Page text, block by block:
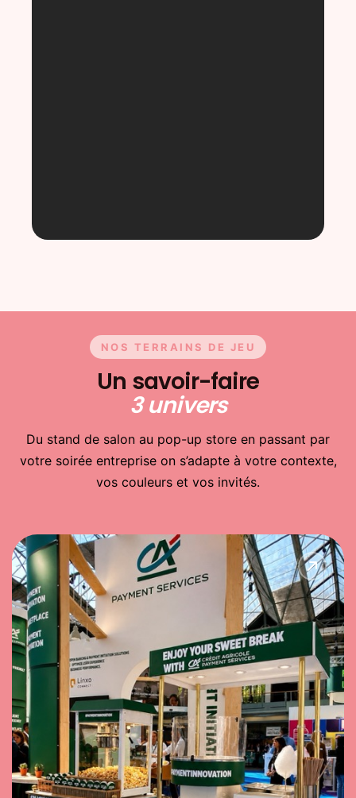
NOS TERRAINS DE JEU
Un savoir-faire
3 univers
Du stand de salon au pop-up store en passant par
votre soirée entreprise on s’adapte à votre contexte,
vos couleurs et vos invités.
Attirez du monde sur votre
stand
L’odeur de la barbe à papa porte à 10 mètres. Une
animation gourmande crée l’attraction naturelle et
vous donne un prétexte pour engager la
conversation.
TRAFIC STAND
LEAD GEN
MÉMORABILITÉ
Demander un devis →